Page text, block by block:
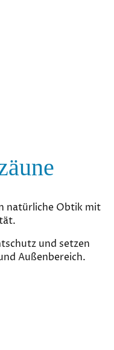
natürliche Obtik mit
und setzen
Außenbereich.